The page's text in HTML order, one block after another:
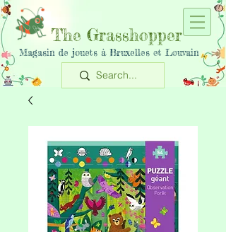
The Grasshopper
Magasin de jouets à Bruxelles et Louvain